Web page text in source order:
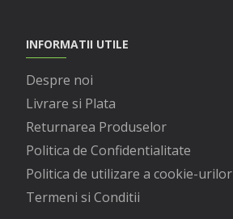
INFORMATII UTILE
Despre noi
Livrare si Plata
Returnarea Produselor
Politica de Confidentialitate
Politica de utilizare a cookie-urilor
Termeni si Conditii